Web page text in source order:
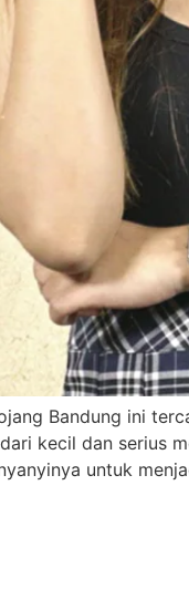
Bandung ini
kecil dan serius
untuk